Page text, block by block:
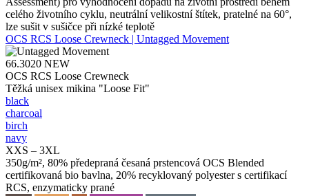
celého životního cyklu, neutrální velikostní štítek, pratelné na 60°,
lze sušit v sušičce při nízké teplotě
OCS RCS Loose Crewneck | Untagged Movement
66.3020 NEW
OCS RCS Loose Crewneck
Těžká unisex mikina "Loose Fit"
black
charcoal
birch
navy
XXS – 3XL
350g/m², 80% předepraná česaná prstencová OCS Blended
certifikovaná bio bavlna, 20% recyklovaný polyester s certifikací
RCS, enzymaticky prané